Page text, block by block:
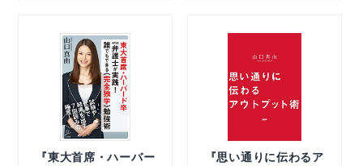
『東大首席・ハーバー
『思い通りに伝わるア